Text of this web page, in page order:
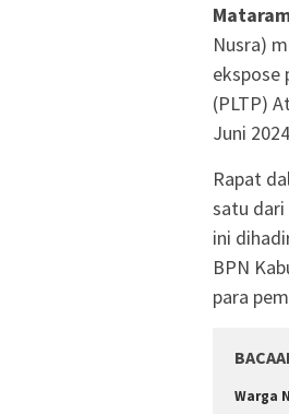
Nusra)
ekspose
(PLTP)
Juni
Rapat
satu dari
ini
BPN
para
Warga